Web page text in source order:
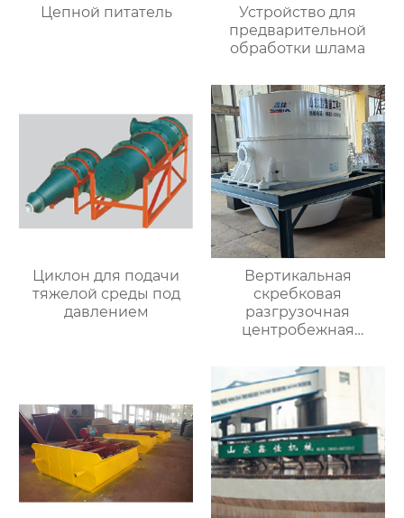
Цепной питатель
Устройство для
предварительной
обработки шлама
Циклон для подачи
тяжелой среды под
давлением
Вертикальная
скребковая
разгрузочная
центробежная
машина